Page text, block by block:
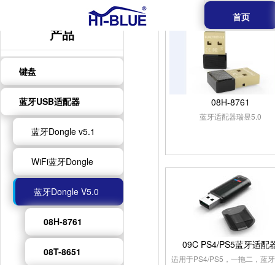
首页
产品
键盘
蓝牙USB适配器
蓝牙Dongle v5.1
WiFi蓝牙Dongle
蓝牙Dongle V5.0
08H-8761
08T-8651
08H-8761
蓝牙适配器瑞昱5.0
09C PS4/PS5蓝牙适配
适用于PS4/PS5，一拖二，蓝